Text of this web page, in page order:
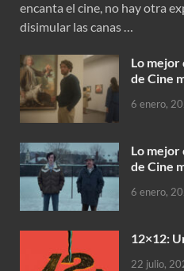
encanta el cine, no hay otra
disimular las canas …
Lo
de Cine
6 enero,
Lo
de Cine
6 enero,
12×12:
22 julio,